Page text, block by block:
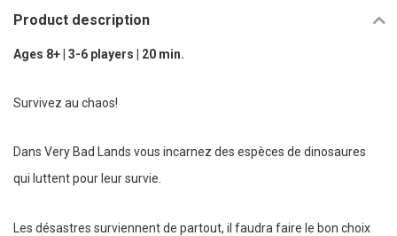
Product description
Ages 8+ | 3-6 players | 20 min.
Survivez au chaos!
Dans Very Bad Lands vous incarnez des espèces de dinosaures
qui luttent pour leur survie.
Les désastres surviennent de partout, il faudra faire le bon choix